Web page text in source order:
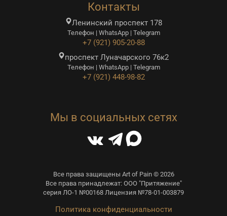
Контакты
Ленинский проспект 178
Телефон | WhatsApp | Telegram
+7 (921) 905-20-88
проспект Луначарского 76к2
Телефон | WhatsApp | Telegram
+7 (921) 448-98-82
Мы в социальных сетях
Все права защищены Art of Pain © 2026
Все права принадлежат: ООО "Притяжение"
серия ЛО-1 №00168 Лицензия №78-01-003879
Политика конфиденциальности